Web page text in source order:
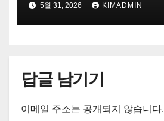
5월 31, 2026 KIMADMIN
답글 남기기
이메일 주소는 공개되지 않습니다.